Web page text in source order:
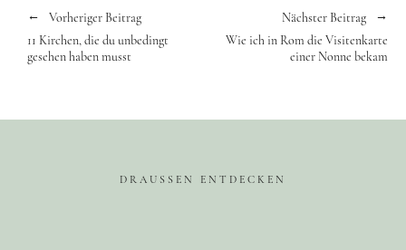
Vorheriger Beitrag
11 Kirchen, die du unbedingt
gesehen haben musst
Nächster Beitrag
Wie ich in Rom die Visitenkarte
einer Nonne bekam
DRAUSSEN ENTDECKEN